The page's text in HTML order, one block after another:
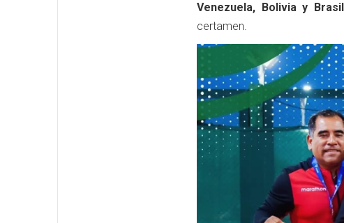
Venezuela, Bolivia y Brasil
certamen.